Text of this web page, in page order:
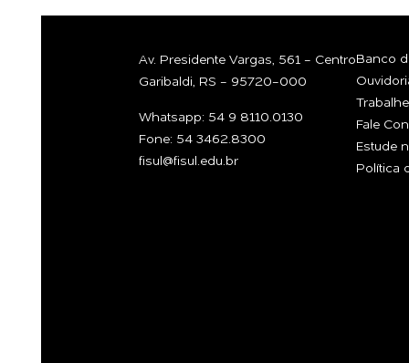
Av. Presidente Vargas, 561 - Centro
Garibaldi, RS - 95720-000
Whatsapp: 54 9 8110.0130
Fone: 54 3462.8300
fisul@fisul.edu.br
Banco
Fale
Estude
Política